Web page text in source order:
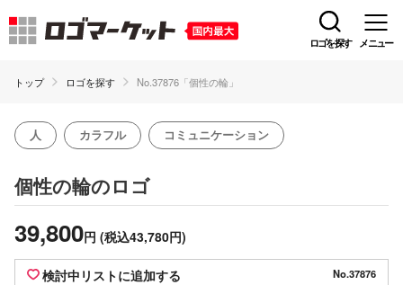
ロゴを探す メニュー
トップ ロゴを探す No.37876「個性の輪」
人 カラフル コミュニケーション
個性の輪のロゴ
39,800円 (税込43,780円)
検討中リストに追加する No.37876